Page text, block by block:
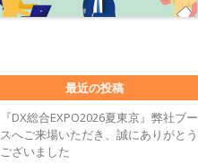
最近の投稿
『DX総合EXPO2026夏東京』弊社ブー
スへご来場いただき、誠にありがとう
ございました